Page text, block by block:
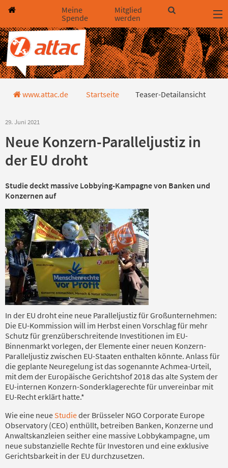
Direkt zum Hauptinhalt springen
Direkt zur Haupt-Navigation springen
Direkt zur Service-Navigation springen
Direkt zur Footer-Navigation springen
Direkt zum Footerinhalt springen
Meine
Spende
Mitglied
werden
Teaser-Detailansicht
www.attac.de Startseite Teaser-Detailansicht
29. Juni 2021
Neue Konzern-Paralleljustiz in
der EU droht
Studie deckt massive Lobbying-Kampagne von Banken und
Konzernen auf
In der EU droht eine neue Paralleljustiz für Großunternehmen:
Die EU-Kommission will im Herbst einen Vorschlag für mehr
Schutz für grenzüberschreitende Investitionen im EU-
Binnenmarkt vorlegen, der Elemente einer neuen Konzern-
Paralleljustiz zwischen EU-Staaten enthalten könnte. Anlass für
die geplante Neuregelung ist das sogenannte Achmea-Urteil,
mit dem der Europäische Gerichtshof 2018 das alte System der
EU-internen Konzern-Sonderklagerechte für unvereinbar mit
EU-Recht erklärt hatte.*
Wie eine neue Studieder Brüsseler NGO Corporate Europe
Observatory (CEO) enthüllt, betreiben Banken, Konzerne und
Anwaltskanzleien seither eine massive Lobbykampagne, um
neue substanzielle Rechte für Investoren und eine exklusive
Gerichtsbarkeit in der EU durchzusetzen.